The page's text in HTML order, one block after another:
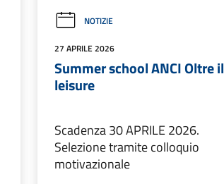
NOTIZIE
27 APRILE 2026
Summer school ANCI Oltre il
leisure
Scadenza 30 APRILE 2026.
Selezione tramite colloquio
motivazionale